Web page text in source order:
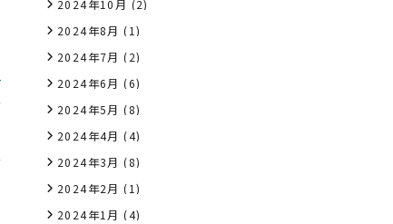
2024年10月 (2)
2024年8月 (1)
2024年7月 (2)
2024年6月 (6)
2024年5月 (8)
2024年4月 (4)
2024年3月 (8)
2024年2月 (1)
2024年1月 (4)